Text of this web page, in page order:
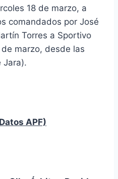
18 de marzo, a
comandados por José
Torres a Sportivo
marzo, desde las
Jara).
APF)